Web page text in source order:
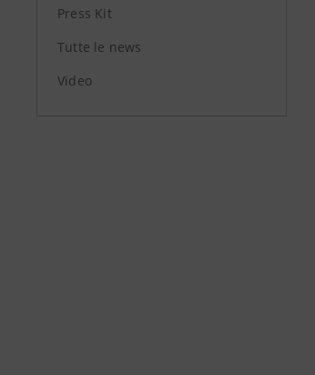
Press Kit
Tutte le news
Video